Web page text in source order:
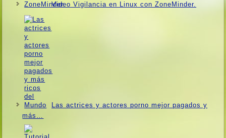
Video Vigilancia en Linux con ZoneMinder.
Las actrices y actores porno mejor pagados y
más…